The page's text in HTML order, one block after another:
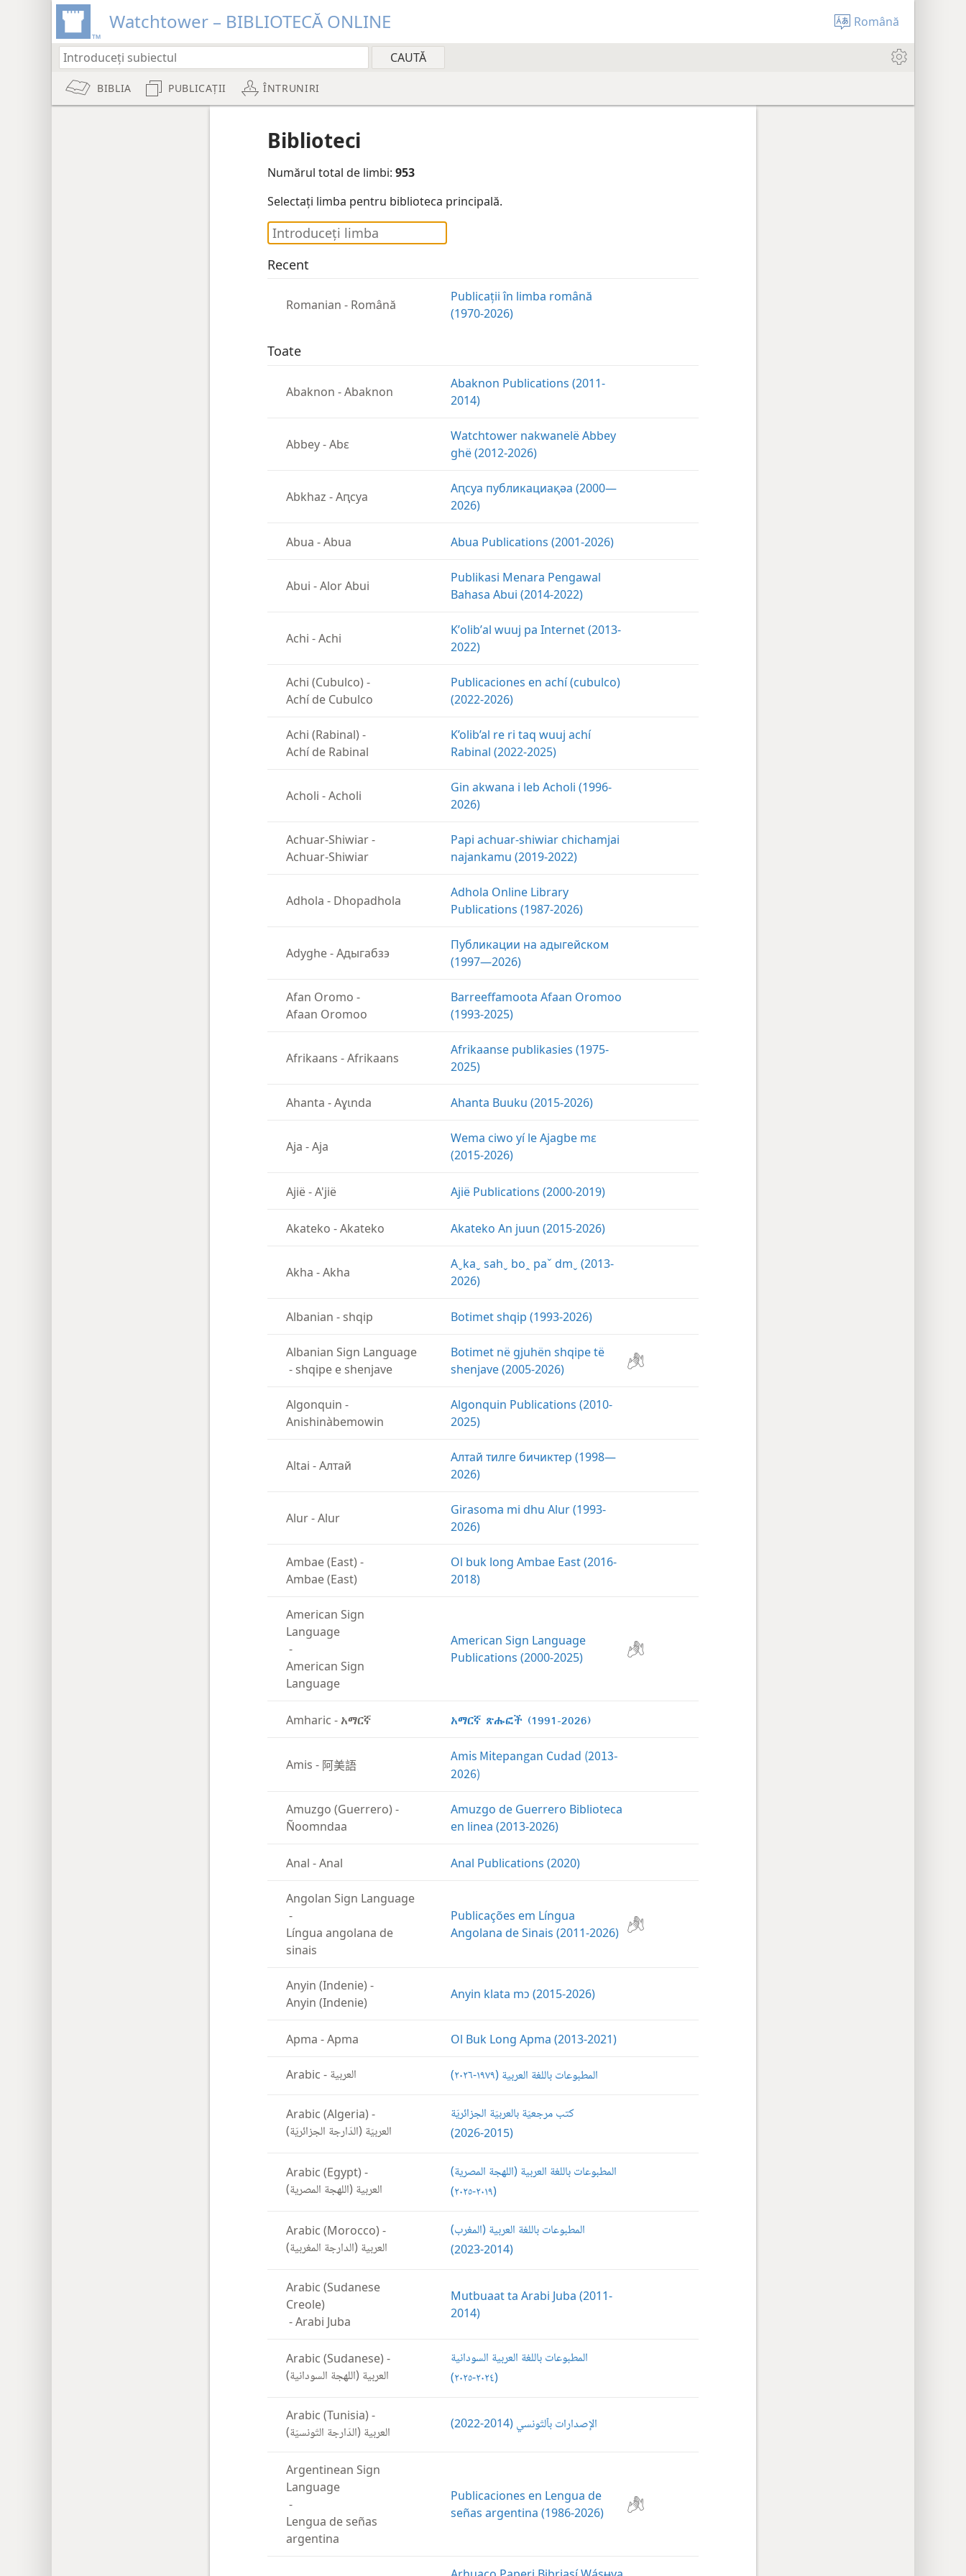
Watchtower – BIBLIOTECĂ ONLINE Română
BIBLIA PUBLICAȚII ÎNTRUNIRI
Biblioteci
Numărul total de limbi: 953
Selectați limba pentru biblioteca principală.
Recent
Romanian - Română
Publicații în limba română
(1970-2026)
Toate
Abaknon -Abaknon
Abaknon Publications (2011-
2014)
Abbey-Abɛ
Watchtower nakwanelë Abbey
ghë (2012-2026)
Abkhaz -Аԥсуа
Аԥсуа публикациақәа (2000—
2026)
Abua -Abua Abua Publications (2001-2026)
Abui -Alor Abui
Publikasi Menara Pengawal
Bahasa Abui (2014-2022)
Achi -Achi
Kʼolibʼal wuuj pa Internet (2013-
2022)
Achi (Cubulco) -
Achí de Cubulco
Publicaciones en achí (cubulco)
(2022-2026)
Achi (Rabinal) -
Achí de Rabinal
K’olib’al re ri taq wuuj achí
Rabinal (2022-2025)
Acholi -Acholi
Gin akwana i leb Acholi (1996-
2026)
Achuar-Shiwiar-
Achuar-Shiwiar
Papi achuar-shiwiar chichamjai
najankamu (2019-2022)
Adhola - Dhopadhola
Adhola Online Library
Publications (1987-2026)
Adyghe-Адыгабзэ
Публикации на адыгейском
(1997—2026)
Afan Oromo -
Afaan Oromoo
Barreeffamoota Afaan Oromoo
(1993-2025)
Afrikaans -Afrikaans
Afrikaanse publikasies (1975-
2025)
Ahanta -Aɣɩnda Ahanta Buuku (2015-2026)
Aja -Aja
Wema ciwo yí le Ajagbe mɛ
(2015-2026)
Ajië-A'jië Ajië Publications (2000-2019)
Akateko -Akateko Akateko An juun (2015-2026)
Akha -Akha
Aˬkaˬ sahˬ boꞈ paˇ dmˬ (2013-
2026)
Albanian - shqip Botimet shqip (1993-2026)
Albanian Sign Language
- shqipe e shenjave
Botimet në gjuhën shqipe të
shenjave (2005-2026)
Algonquin -
Anishinàbemowin
Algonquin Publications (2010-
2025)
Altai -Алтай
Алтай тилге бичиктер (1998—
2026)
Alur-Alur
Girasoma mi dhu Alur (1993-
2026)
Ambae (East) -
Ambae (East)
Ol buk long Ambae East (2016-
2018)
American Sign
Language
-
American Sign
Language
American Sign Language
Publications (2000-2025)
Amharic - አማርኛ አማርኛ ጽሑፎች (1991-2026)
Amis - 阿美語
Amis Mitepangan Cudad (2013-
2026)
Amuzgo (Guerrero) -
Ñoomndaa
Amuzgo de Guerrero Biblioteca
en linea (2013-2026)
Anal -Anal Anal Publications (2020)
Angolan Sign Language
-
Língua angolana de
sinais
Publicações em Língua
Angolana de Sinais (2011-2026)
Anyin (Indenie) -
Anyin (Indenie)
Anyin klata mɔ (2015-2026)
Apma -Apma Ol Buk Long Apma (2013-2021)
Arabic - العربية المطبوعات باللغة العربية (‏١٩٧٩-‏٢٠٢٦)‏
Arabic (Algeria) -
العربيّة (الدّارجة الجزائريّة)
كتب مرجعيّة بالعربيّة الجزائريّة
(‏2015-‏2026)‏
Arabic (Egypt) -
العربية (اللهجة المصرية)
المطبوعات باللغة العربية (‏اللهجة المصرية)‏
(‏٢٠١٩-‏٢٠٢٥)‏
Arabic (Morocco) -
العربية (الدارجة المغربية)
المطبوعات باللغة العربية (‏المغرب)‏
(‏2014-‏2023)‏
Arabic (Sudanese
Creole)
-Arabi Juba
Mutbuaat ta Arabi Juba (2011-
2014)
Arabic (Sudanese) -
العربية (اللهجة السودانية)
المطبوعات باللغة العربية السودانية
(‏٢٠٢٤-‏٢٠٢٥)‏
Arabic (Tunisia) -
العربية (الدّارجة‏ ‏التّونسيّة) الإصدارات بٱلتّونسي (‏2014-‏2022)‏
Argentinean Sign
Language
-
Lengua de señas
argentina
Publicaciones en Lengua de
señas argentina (1986-2026)